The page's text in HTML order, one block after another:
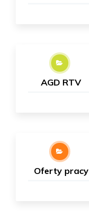
AGD RTV
Oferty pracy